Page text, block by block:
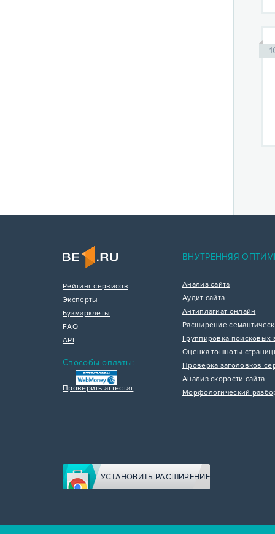
Рейтинг сервисов
Эксперты
Букмарклеты
FAQ
API
Способы оплаты:
Проверить аттестат
ВНУТРЕННЯЯ
Анализ сайта
Аудит сайта
Антиплагиат онлайн
Расширение
Группировка поисковых
Оценка тошноты
Проверка заголовков
Анализ скорости сайта
Морфологический
УСТАНОВИТЬ РАСШИРЕНИЕ